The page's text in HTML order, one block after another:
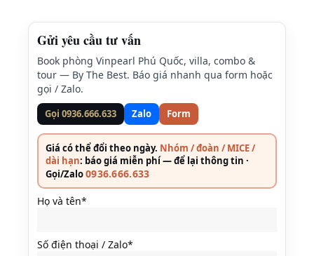
Gửi yêu cầu tư vấn
Book phòng Vinpearl Phú Quốc, villa, combo &
tour — By The Best. Báo giá nhanh qua form hoặc
gọi / Zalo.
Gọi 0936.666.633 Zalo Form
Giá có thể đổi theo ngày. Nhóm / đoàn / MICE /
dài hạn: báo giá miễn phí — để lại thông tin ·
Gọi/Zalo0936.666.633
Họ và tên*
Số điện thoại / Zalo*